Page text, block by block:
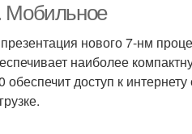
Мобильное
нового 7-нм
наиболее
доступ к